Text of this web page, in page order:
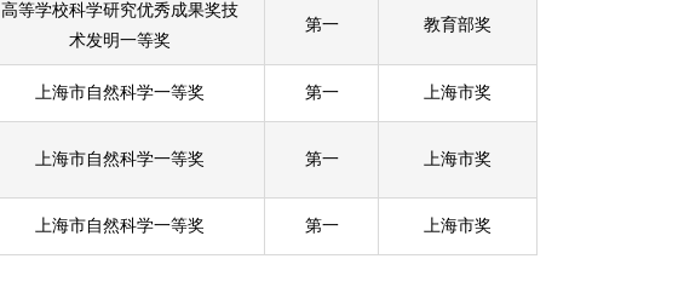
高等学校科学研究优秀成果奖技
术发明一等奖
第一 教育部奖
上海市自然科学一等奖 第一 上海市奖
上海市自然科学一等奖 第一 上海市奖
上海市自然科学一等奖 第一 上海市奖